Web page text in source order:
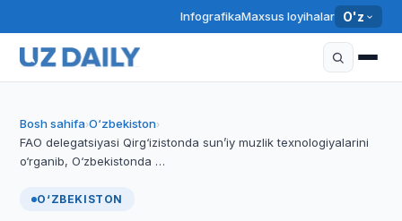
InfografikaMaxsus loyihalar O'z
Bosh sahifa›O‘zbekiston›
FAO delegatsiyasi Qirg‘izistonda sun’iy muzlik texnologiyalarini
o‘rganib, O‘zbekistonda …
O‘ZBEKISTON